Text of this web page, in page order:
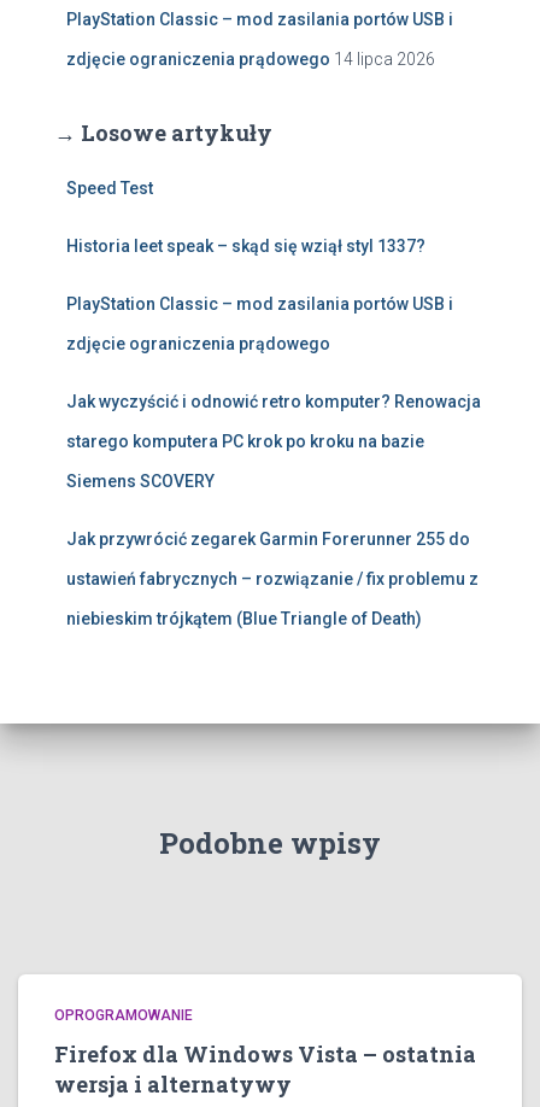
PlayStation Classic – mod zasilania portów USB i
zdjęcie ograniczenia prądowego 14 lipca 2026
→ Losowe artykuły
Speed Test
Historia leet speak – skąd się wziął styl 1337?
PlayStation Classic – mod zasilania portów USB i
zdjęcie ograniczenia prądowego
Jak wyczyścić i odnowić retro komputer? Renowacja
starego komputera PC krok po kroku na bazie
Siemens SCOVERY
Jak przywrócić zegarek Garmin Forerunner 255 do
ustawień fabrycznych – rozwiązanie / fix problemu z
niebieskim trójkątem (Blue Triangle of Death)
Podobne wpisy
OPROGRAMOWANIE
Firefox dla Windows Vista – ostatnia
wersja i alternatywy